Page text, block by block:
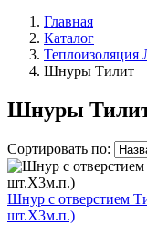
Главная
Каталог
Шнуры Тилит
Шнуры
Сортировать по:
Шнур с отверстием
шт.Х3м.п.)